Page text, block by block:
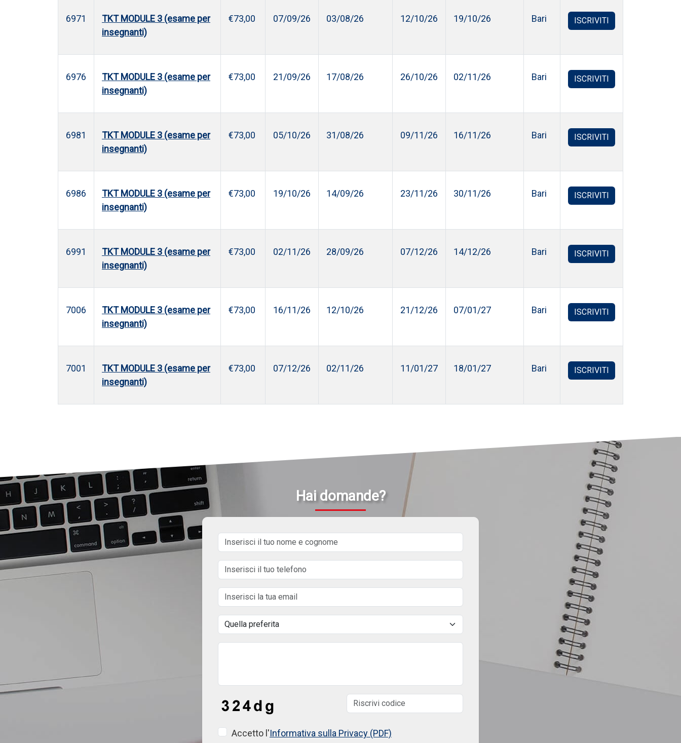
6971
TKT MODULE 3 (esame per
insegnanti)
€73,00 07/09/26 03/08/26 12/10/26 19/10/26 Bari ISCRIVITI
6976
TKT MODULE 3 (esame per
insegnanti)
€73,00 21/09/26 17/08/26 26/10/26 02/11/26 Bari ISCRIVITI
6981
TKT MODULE 3 (esame per
insegnanti)
€73,00 05/10/26 31/08/26 09/11/26 16/11/26 Bari ISCRIVITI
6986
TKT MODULE 3 (esame per
insegnanti)
€73,00 19/10/26 14/09/26 23/11/26 30/11/26 Bari ISCRIVITI
6991
TKT MODULE 3 (esame per
insegnanti)
€73,00 02/11/26 28/09/26 07/12/26 14/12/26 Bari ISCRIVITI
7006
TKT MODULE 3 (esame per
insegnanti)
€73,00 16/11/26 12/10/26 21/12/26 07/01/27 Bari ISCRIVITI
7001
TKT MODULE 3 (esame per
insegnanti)
€73,00 07/12/26 02/11/26 11/01/27 18/01/27 Bari ISCRIVITI
Hai domande?
Accetto l'Informativa sulla Privacy (PDF)